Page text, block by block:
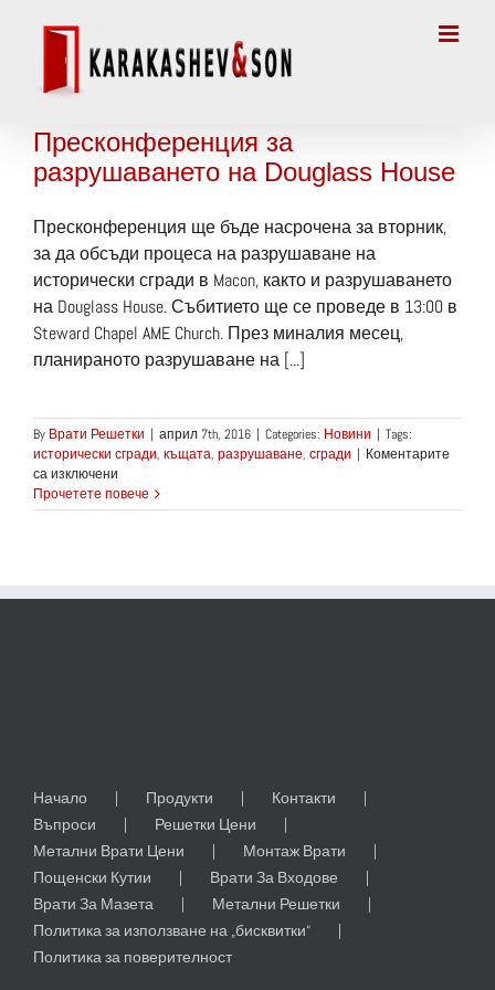
Пресконференция за
разрушаването на Douglass House
Пресконференция ще бъде насрочена за вторник,
за да обсъди процеса на разрушаване на
исторически сгради в Macon, както и разрушаването
на Douglass House. Събитието ще се проведе в 13:00 в
Steward Chapel AME Church. През миналия месец,
планираното разрушаване на [...]
By Врати Решетки | април 7th, 2016 | Categories: Новини | Tags:
исторически сгради, къщата, разрушаване, сгради | Коментарите
са изключени
Пресконференция
за
Прочетете повече
Начало Продукти
Контакти
Въпроси
Решетки Цени
Метални Врати Цени
Монтаж Врати
Пощенски Кутии
Врати За Входове
Врати За Мазета
Метални Решетки
Политика за използване на „бисквитки“
Политика за поверителност